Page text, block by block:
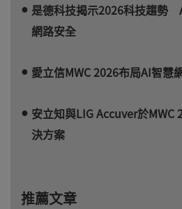
是德科技揭示2026科技趨勢
網路安全
愛立信MWC 2026布局AI智慧
安立知與LIG Accuver於MWC
決方案
推薦文章